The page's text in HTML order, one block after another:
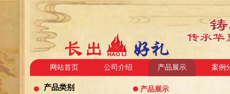
网站首页 公司介绍 产品展示 案例
产品类别 产品展示